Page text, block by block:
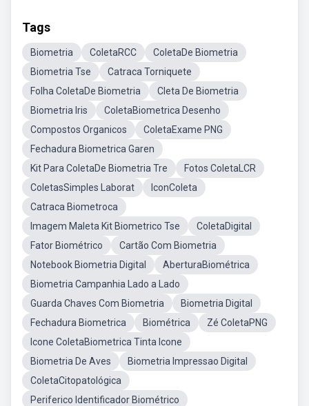
Tags
Biometria ColetaRCC
ColetaDe Biometria
Biometria Tse
Catraca Torniquete
Folha ColetaDe Biometria
Cleta De Biometria
Biometria Iris
ColetaBiometrica Desenho
Compostos Organicos
ColetaExame PNG
Fechadura Biometrica Garen
Kit Para ColetaDe Biometria Tre
Fotos ColetaLCR
ColetasSimples Laborat
IconColeta
Catraca Biometroca
Imagem Maleta Kit Biometrico Tse
ColetaDigital
Fator Biométrico
Cartão Com Biometria
Notebook Biometria Digital
AberturaBiométrica
Biometria Campanhia Lado a Lado
Guarda Chaves Com Biometria
Biometria Digital
Fechadura Biometrica
Biométrica
Zé ColetaPNG
Icone ColetaBiometrica Tinta Icone
Biometria De Aves
Biometria Impressao Digital
ColetaCitopatológica
Periferico Identificador Biométrico